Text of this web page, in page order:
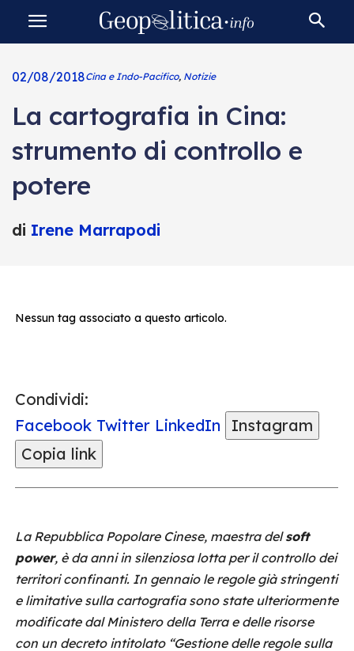
02/08/2018Cina e Indo-Pacifico, Notizie
La cartografia in Cina:
strumento di controllo e
potere
di Irene Marrapodi
Nessun tag associato a questo articolo.
Condividi:
Facebook Twitter LinkedIn
Instagram
Copia link
La Repubblica Popolare Cinese, maestra delsoft
power, è da anni in silenziosa lotta per il controllo dei
territori confinanti. In gennaio le regole già stringenti
e limitative sulla cartografia sono state ulteriormente
modificate dal Ministero della Terra e delle risorse
con un decreto intitolato “Gestione delle regole sulla